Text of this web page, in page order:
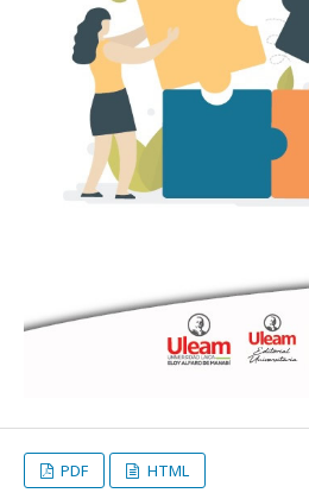
PDF HTML